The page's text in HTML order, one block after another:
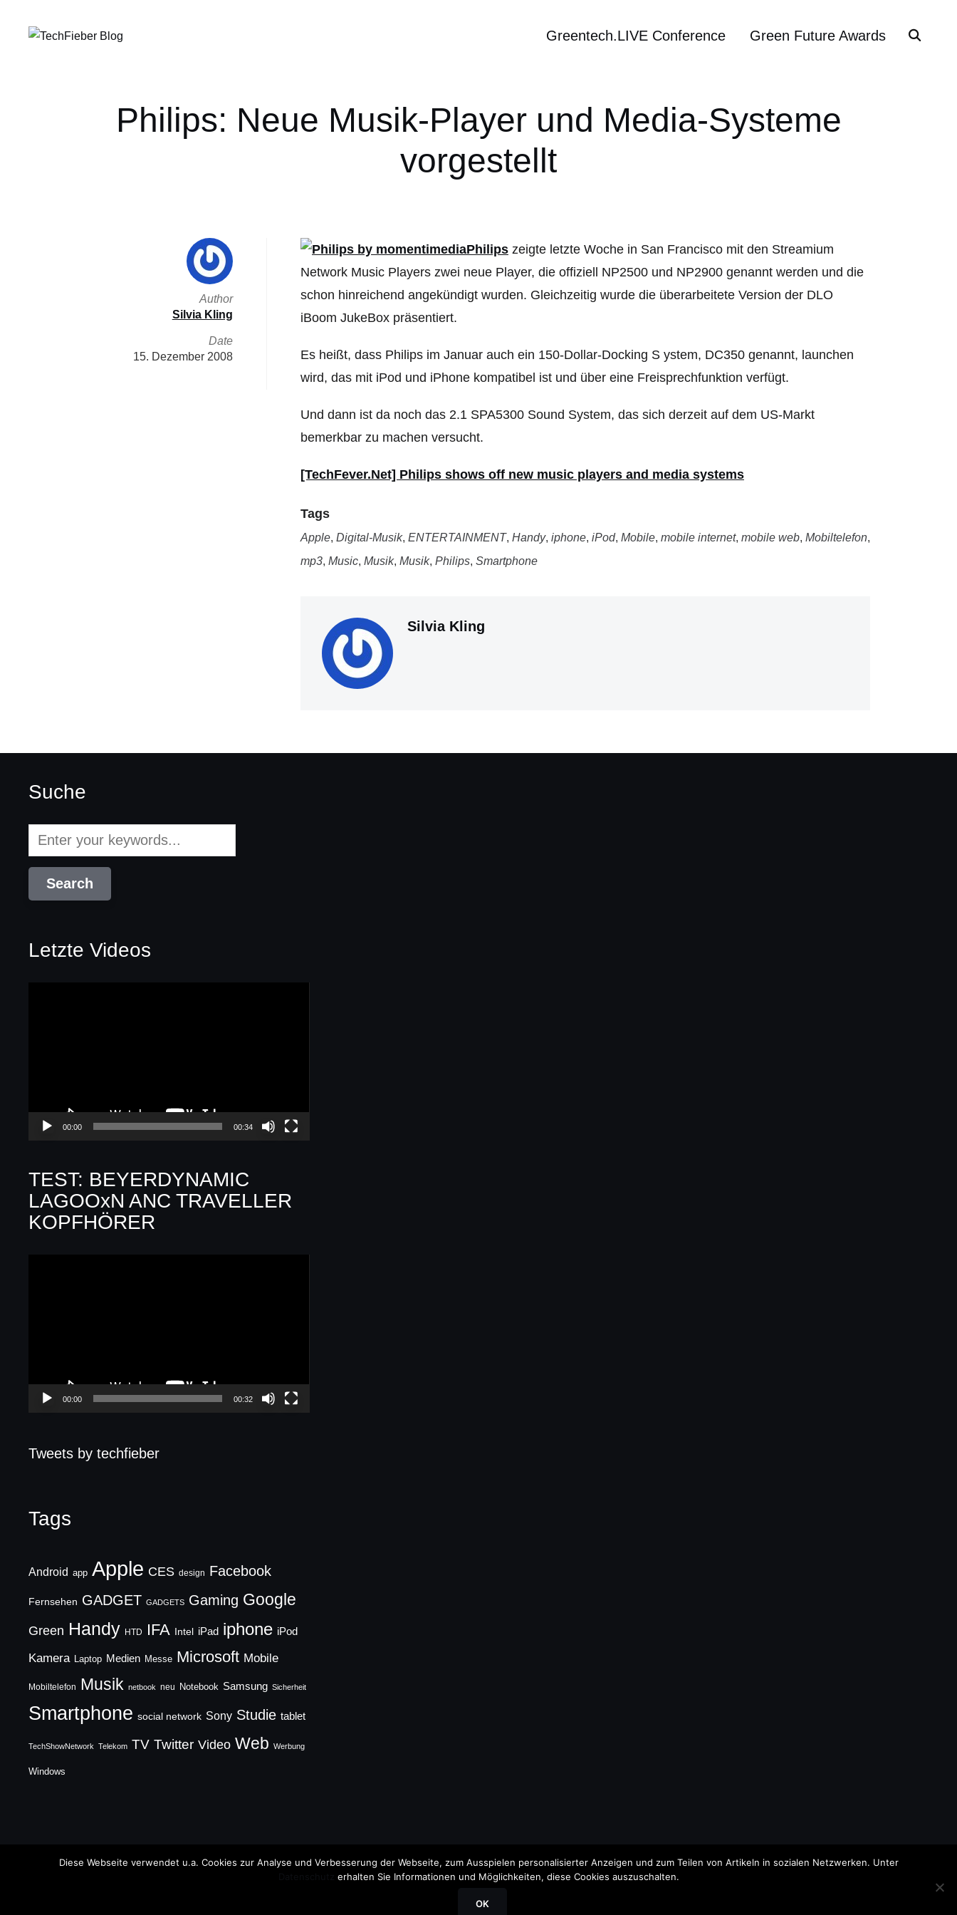
Greentech.LIVE Conference Green Future Awards
Philips: Neue Musik-Player und Media-Systeme
vorgestellt
Philips zeigte letzte Woche in San Francisco mit den Streamium
Network Music Players zwei neue Player, die offiziell NP2500 und NP2900 genannt werden und die
schon hinreichend angekündigt wurden. Gleichzeitig wurde die überarbeitete Version der DLO
iBoom JukeBox präsentiert.
Es heißt, dass Philips im Januar auch ein 150-Dollar-Docking S ystem, DC350 genannt, launchen
wird, das mit iPod und iPhone kompatibel ist und über eine Freisprechfunktion verfügt.
Und dann ist da noch das 2.1 SPA5300 Sound System, das sich derzeit auf dem US-Markt
bemerkbar zu machen versucht.
[TechFever.Net] Philips shows off new music players and media systems
Tags
Apple, Digital-Musik, ENTERTAINMENT, Handy, iphone, iPod, Mobile, mobile internet, mobile web, Mobiltelefon,
mp3, Music, Musik, Musik, Philips, Smartphone
Silvia Kling
Author
Silvia Kling
Date
15. Dezember 2008
Suche
Letzte Videos
00:00 00:34
TEST: BEYERDYNAMIC
LAGOOxN ANC TRAVELLER
KOPFHÖRER
00:00 00:32
Tweets by techfieber
Tags
Android app Apple CES design Facebook
Fernsehen GADGET GADGETS Gaming Google
Green Handy HTD IFA Intel iPad iphone iPod
Kamera Laptop Medien Messe Microsoft Mobile
Mobiltelefon Musik netbook neu Notebook Samsung Sicherheit
Smartphone social network Sony Studie tablet
TechShowNetwork Telekom TV Twitter Video Web Werbung
Windows
Copyright © 2026 TechFieber Blog
Diese Webseite verwendet u.a. Cookies zur Analyse und Verbesserung der Webseite, zum Ausspielen personalisierter Anzeigen und zum Teilen von Artikeln in sozialen Netzwerken. Unter
erhalten Sie Informationen und Möglichkeiten, diese Cookies auszuschalten.
OK